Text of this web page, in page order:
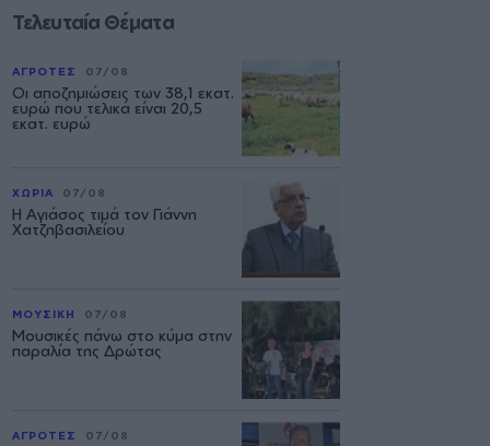
Τελευταία Θέματα
ΑΓΡΟΤΕΣ 07/08
Οι αποζημιώσεις των 38,1 εκατ.
ευρώ που τελικά είναι 20,5
εκατ. ευρώ
ΧΩΡΙΑ 07/08
Η Αγιάσος τιμά τον Γιάννη
Χατζηβασιλείου
ΜΟΥΣΙΚΗ 07/08
Μουσικές πάνω στο κύμα στην
παραλία της Δρώτας
ΑΓΡΟΤΕΣ 07/08